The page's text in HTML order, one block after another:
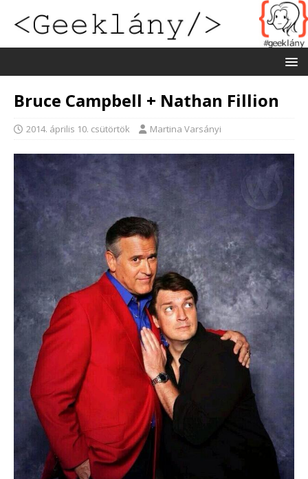
Bruce Campbell + Nathan Fillion
2014. április 10. csütörtök Martina Varsányi